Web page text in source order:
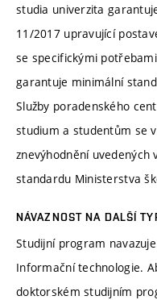
studia univerzita
11/2017 upravující
se specifickými
garantuje minimální
Služby poradenského
studium a studentům se
znevýhodnění uvedených
standardu Ministerstva
NÁVAZNOST NA DALŠÍ
Studijní program
Informační technologie.
doktorském studijním